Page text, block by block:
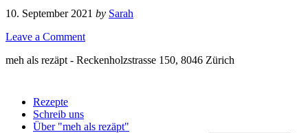
10. September 2021 by Sarah
Leave a Comment
meh als rezäpt - Reckenholzstrasse 150, 8046 Zürich
Rezepte
Schreib uns
Über "meh als rezäpt"